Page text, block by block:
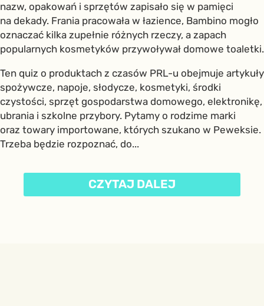
nazw, opakowań i sprzętów zapisało się w pamięci
na dekady. Frania pracowała w łazience, Bambino mogło
oznaczać kilka zupełnie różnych rzeczy, a zapach
popularnych kosmetyków przywoływał domowe toaletki.
Ten quiz o produktach z czasów PRL-u obejmuje artykuły
spożywcze, napoje, słodycze, kosmetyki, środki
czystości, sprzęt gospodarstwa domowego, elektronikę,
ubrania i szkolne przybory. Pytamy o rodzime marki
oraz towary importowane, których szukano w Peweksie.
Trzeba będzie rozpoznać, do...
CZYTAJ DALEJ